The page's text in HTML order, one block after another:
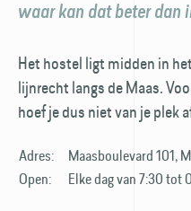
waar kan dat beter
Het hostel ligt midden in
lijnrecht langs de Maas.
hoef je dus niet van je plek
Adres:
Maasboulevard 101,
Open:
Elke dag van 7:30 tot